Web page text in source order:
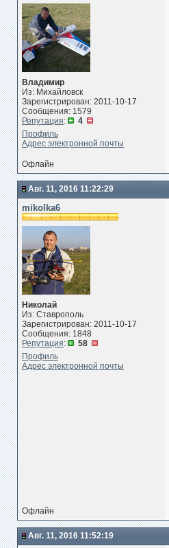
Владимир
Из: Михайловск
Зарегистрирован: 2011-10-17
Сообщения: 1579
Репутация:
4
Профиль
Адрес электронной почты
Офлайн
Авг. 11, 2016 11:22:29
mikolka6
Николай
Из: Ставрополь
Зарегистрирован: 2011-10-17
Сообщения: 1848
Репутация:
58
Профиль
Адрес электронной почты
Офлайн
Авг. 11, 2016 11:52:19